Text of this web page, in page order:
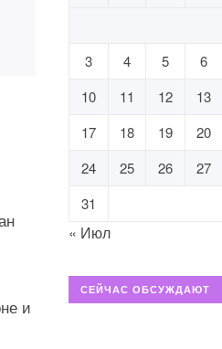
и
3
4 5 6
10 11 12 13
17
18 19 20
24
25 26 27
31
« Июл
СЕЙЧАС ОБСУЖДАЮТ